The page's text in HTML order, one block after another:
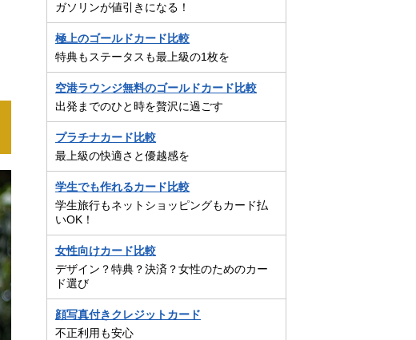
ガソリンが値引きになる！
極上のゴールドカード比較
特典もステータスも最上級の1枚を
空港ラウンジ無料のゴールドカード比較
出発までのひと時を贅沢に過ごす
プラチナカード比較
最上級の快適さと優越感を
学生でも作れるカード比較
学生旅行もネットショッピングもカード払
いOK！
女性向けカード比較
デザイン？特典？決済？女性のためのカー
ド選び
顔写真付きクレジットカード
不正利用も安心